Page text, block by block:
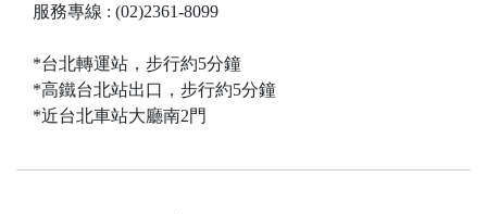
服務專線 : (02)2361-8099
*台北轉運站，步行約5分鐘
*高鐵台北站出口，步行約5分鐘
*近台北車站大廳南2門